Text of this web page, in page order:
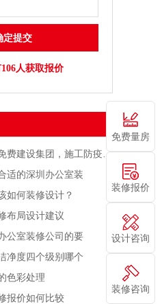
人获取报价
建设集团，施工防疫两不误
适的深圳办公室装
如何装修设计？
布局设计建议
公室装修公司的要
净度四个级别哪个
色彩处理
报价如何比较
免费量房
装修报价
设计咨询
装修咨询